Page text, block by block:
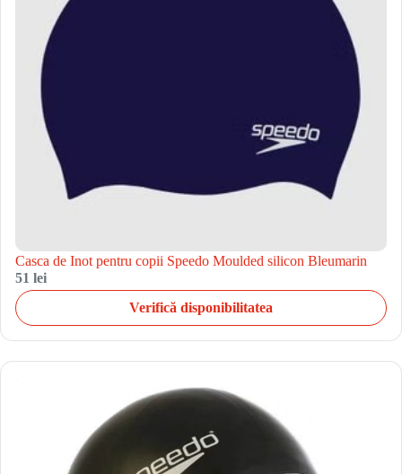
Casca de Inot pentru copii Speedo Moulded silicon Bleumarin
51 lei
Verifică disponibilitatea